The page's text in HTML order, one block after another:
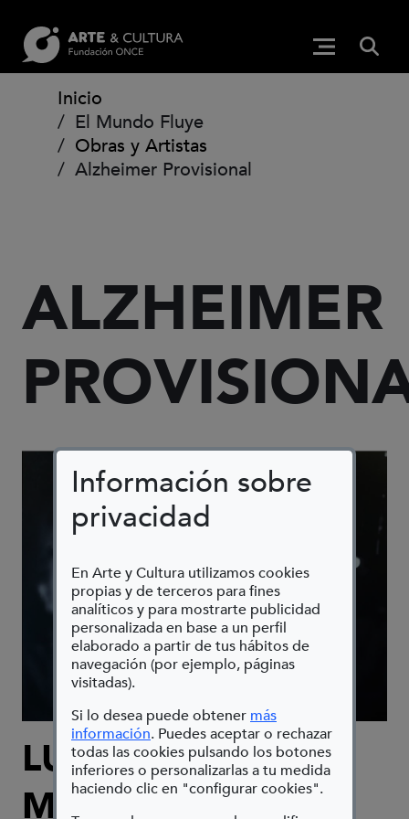
Información sobre
privacidad
En Arte y Cultura utilizamos cookies
propias y de terceros para fines
analíticos y para mostrarte publicidad
personalizada en base a un perfil
elaborado a partir de tus hábitos de
navegación (por ejemplo, páginas
visitadas).
Si lo desea puede obtener más
información(Abre en nueva ventana)
. Puedes aceptar o rechazar
todas las cookies pulsando los botones
inferiores o personalizarlas a tu medida
haciendo clic en "configurar cookies".
Menú
(Abre en
Ruta de navegación
Inicio
El Mundo Fluye
Obras y Artistas
Alzheimer Provisional
ALZHEIMER
LUIS PÉREZ-
MÍNGUEZ